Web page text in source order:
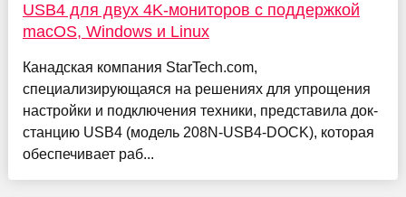
USB4 для двух 4K-мониторов с поддержкой
macOS, Windows и Linux
Канадская компания StarTech.com,
специализирующаяся на решениях для упрощения
настройки и подключения техники, представила док-
станцию USB4 (модель 208N-USB4-DOCK), которая
обеспечивает раб...